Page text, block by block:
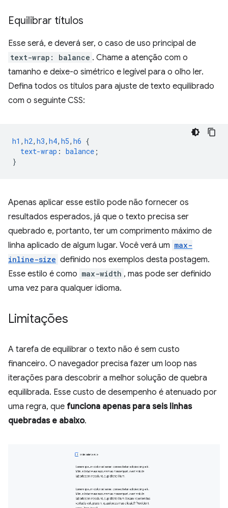
Equilibrar títulos
Esse será, e deverá ser, o caso de uso principal de
text-wrap: balance . Chame a atenção com o
tamanho e deixe-o simétrico e legível para o olho ler.
Defina todos os títulos para ajuste de texto equilibrado
com o seguinte CSS:
h1 , h2, h3, h4, h5, h6 {
text-wrap : balance ;
}
Apenas aplicar esse estilo pode não fornecer os
resultados esperados, já que o texto precisa ser
quebrado e, portanto, ter um comprimento máximo de
linha aplicado de algum lugar. Você verá um max-
inline-size definido nos exemplos desta postagem.
Esse estilo é como max-width , mas pode ser definido
uma vez para qualquer idioma.
Limitações
A tarefa de equilibrar o texto não é sem custo
financeiro. O navegador precisa fazer um loop nas
iterações para descobrir a melhor solução de quebra
equilibrada. Esse custo de desempenho é atenuado por
uma regra, que funciona apenas para seis linhas
quebradas e abaixo.